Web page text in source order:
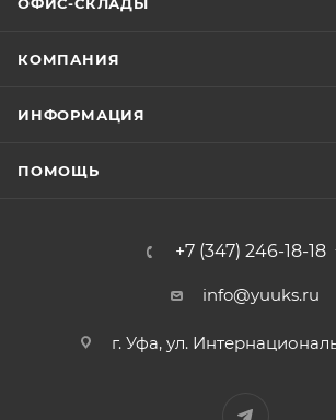
КОМПАНИЯ
ИНФОРМАЦИЯ
ПОМОЩЬ
+7 (347) 246-18-18
info@yuuks.ru
г. Уфа, ул.